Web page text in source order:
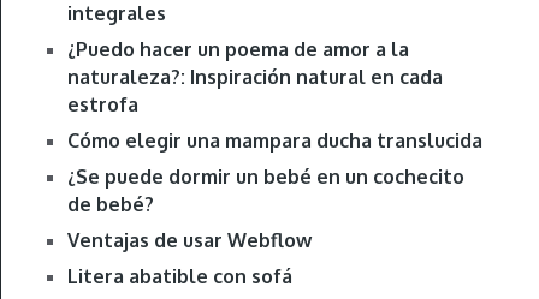
integrales
¿Puedo hacer un poema de amor a la
naturaleza?: Inspiración natural en cada
estrofa
Cómo elegir una mampara ducha translucida
¿Se puede dormir un bebé en un cochecito
de bebé?
Ventajas de usar Webflow
Litera abatible con sofá